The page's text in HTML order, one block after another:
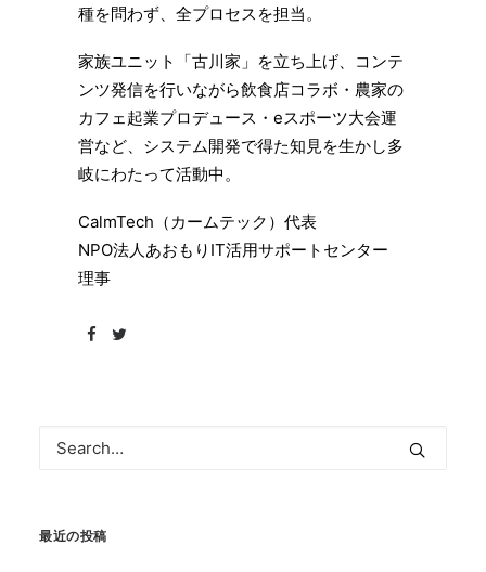
種を問わず、全プロセスを担当。
家族ユニット「古川家」を⽴ち上げ、コンテ
ンツ発信を行いながら飲食店コラボ・農家の
カフェ起業プロデュース・eスポーツ大会運
営など、システム開発で得た知見を生かし多
岐にわたって活動中。
CalmTech（カームテック）代表
NPO法人あおもりIT活用サポートセンター
理事
最近の投稿